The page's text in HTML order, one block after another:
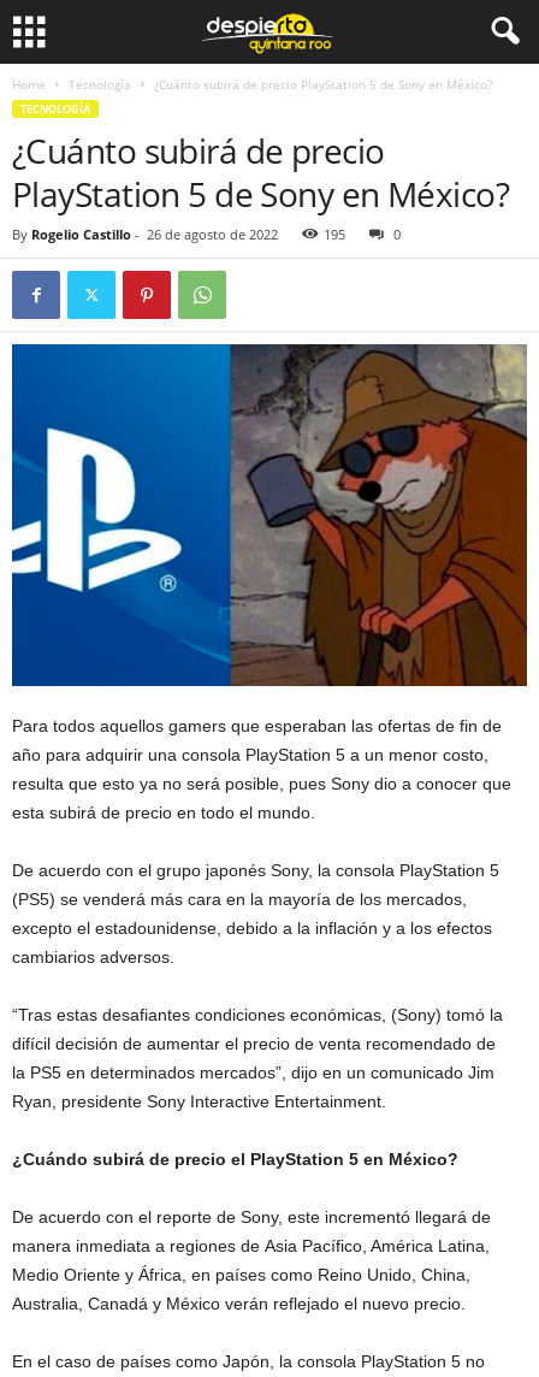
Home Tecnología ¿Cuánto subirá de precio PlayStation 5 de Sony en México?
TECNOLOGÍA
¿Cuánto subirá de precio
PlayStation 5 de Sony en México?
By Rogelio Castillo - 26 de agosto de 2022 195 0
Para todos aquellos gamers que esperaban las ofertas de fin de
año para adquirir una consola PlayStation 5 a un menor costo,
resulta que esto ya no será posible, pues Sony dio a conocer que
esta subirá de precio en todo el mundo.
De acuerdo con el grupo japonés Sony, la consola PlayStation 5
(PS5) se venderá más cara en la mayoría de los mercados,
excepto el estadounidense, debido a la inflación y a los efectos
cambiarios adversos.
“Tras estas desafiantes condiciones económicas, (Sony) tomó la
difícil decisión de aumentar el precio de venta recomendado de
la PS5 en determinados mercados”, dijo en un comunicado Jim
Ryan, presidente Sony Interactive Entertainment.
¿Cuándo subirá de precio el PlayStation 5 en México?
De acuerdo con el reporte de Sony, este incrementó llegará de
manera inmediata a regiones de Asia Pacífico, América Latina,
Medio Oriente y África, en países como Reino Unido, China,
Australia, Canadá y México verán reflejado el nuevo precio.
En el caso de países como Japón, la consola PlayStation 5 no